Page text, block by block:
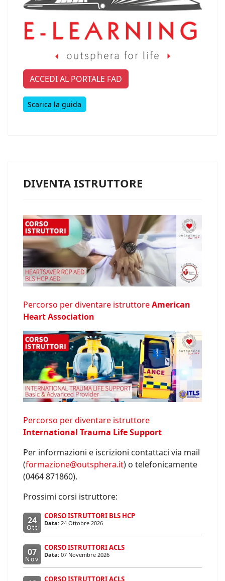
ACCEDI AL PORTALE FAD
Scarica la guida
DIVENTA ISTRUTTORE
Percorso per diventare istruttoreAmerican
Heart Association
Percorso per diventare istruttore
International Trauma Life Support
Per informazioni e iscrizioni contattaci via mail
(formazione@outsphera.it) o telefonicamente
(0464 871860).
Prossimi corsi istruttore:
24
Ott
CORSO ISTRUTTORI BLS HCP
Data: 24 Ottobre 2026
07
Nov
CORSO ISTRUTTORI ACLS
Data: 07 Novembre 2026